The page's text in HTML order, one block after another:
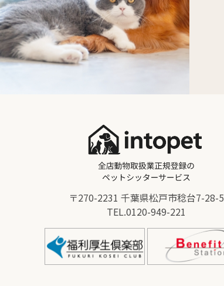
〒270-2231 千葉県松戸市稔台7-28-5
TEL.0120-949-221